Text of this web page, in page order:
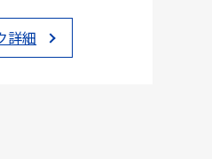
詳細